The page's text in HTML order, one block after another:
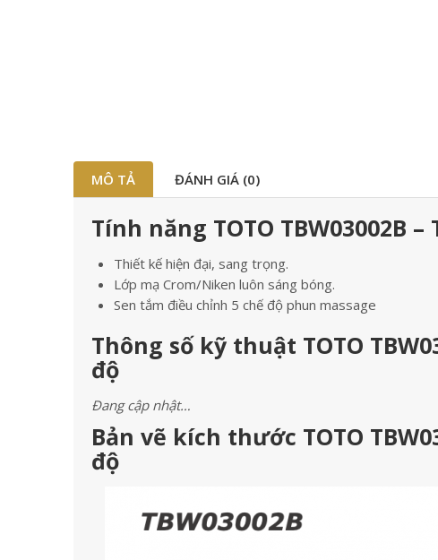
MÔ TẢ ĐÁNH GIÁ (0)
Tính năng TOTO TBW03002B
Thiết kế hiện đại, sang trọng.
Lớp mạ Crom/Niken luôn sáng bóng.
Sen tắm điều chỉnh 5 chế độ phun massage
Thông số kỹ thuật TOTO
độ
Đang cập nhật…
Bản vẽ kích thước TOTO
độ